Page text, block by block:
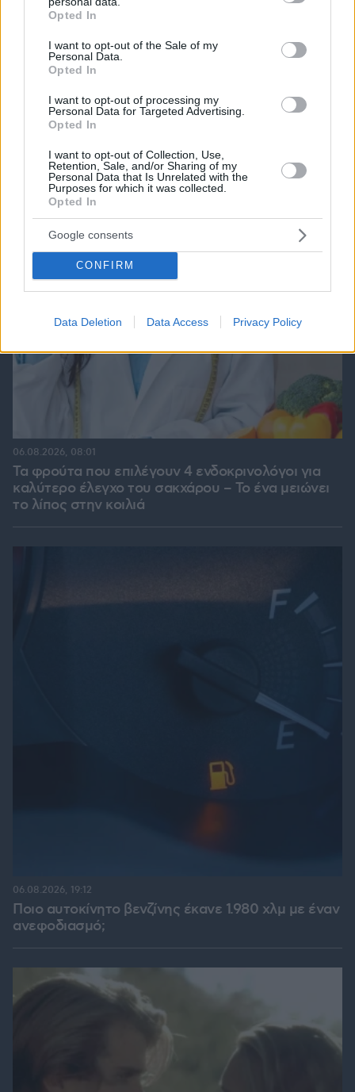
grant or deny consent to Google and its third-party tags to
use your data for below specified purposes in below Google
consent section.
Opted In
I want to opt-out of the Sale of my
Personal Data.
Opted In
I want to opt-out of processing my
Personal Data for Targeted Advertising.
Opted In
I want to opt-out of Collection, Use,
Retention, Sale, and/or Sharing of my
Personal Data that Is Unrelated with the
Purposes for which it was collected.
Opted In
Google consents
CONFIRM
Data Deletion Data Access Privacy Policy
ΔΕΙΤΕ ΟΛΑ ΤΑ GAMES
Τα φρούτα που επιλέγουν 4 ενδοκρινολόγοι για
καλύτερο έλεγχο του σακχάρου – Το ένα μειώνει
το λίπος στην κοιλιά
06.08.2026, 08:01
Ποιο αυτοκίνητο βενζίνης έκανε 1.980 χλμ με έναν
ανεφοδιασμό;
06.08.2026, 19:12